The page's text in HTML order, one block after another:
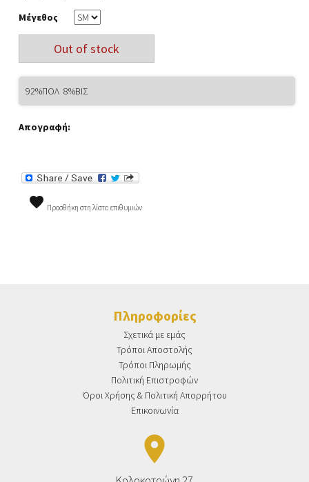
Μέγεθος
92%ΠΟΛ 8%ΒΙΣ
Απογραφή:
 Προσθήκη στη λίστα επιθυμιών
Πληροφορίες
Σχετικά με εμάς
Τρόποι Αποστολής
Τρόποι Πληρωμής
Πολιτική Επιστροφών
Όροι Χρήσης & Πολιτική Απορρήτου
Επικοινωνία
place